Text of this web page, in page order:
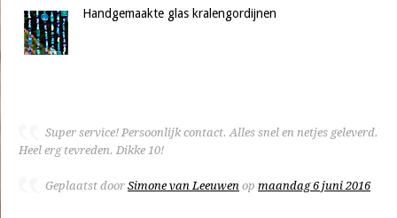
Handgemaakte glas kralengordijnen
Super service! Persoonlijk contact. Alles snel en netjes geleverd.
Heel erg tevreden. Dikke 10!
Geplaatst door Simone van Leeuwen op maandag 6 juni 2016